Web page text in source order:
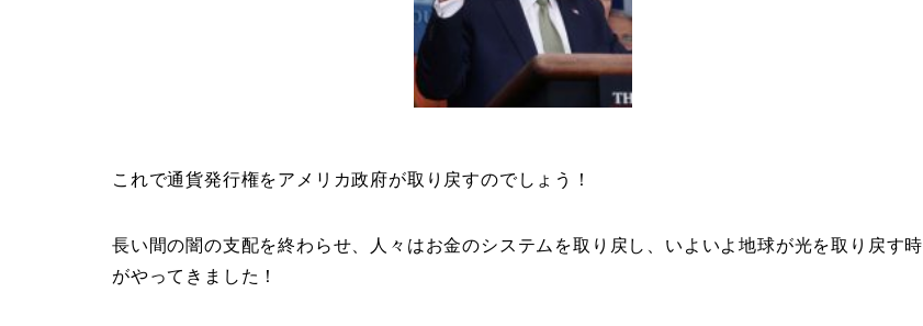
これで通貨発行権をアメリカ政府が取り戻すのでしょう！
長い間の闇の支配を終わらせ、人々はお金のシステムを取り戻し、いよいよ地球が光を取り戻す時
がやってきました！